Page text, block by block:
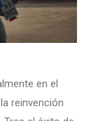
en el
reinvención